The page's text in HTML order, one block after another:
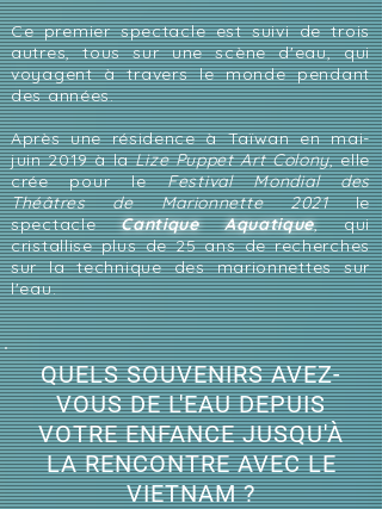
Ce premier spectacle est suivi de trois
autres, tous sur une scène d'eau, qui
voyagent à travers le monde pendant
des années.
Après une résidence à Taïwan en mai-
juin 2019 à laLize Puppet Art Colony, elle
crée pour leFestival Mondial des
Théâtres de Marionnette 2021le
spectacleCantique Aquatique, qui
cristallise plus de 25 ans de recherches
sur la technique des marionnettes sur
l'eau.
QUELS SOUVENIRS AVEZ-
VOUS DE L'EAU DEPUIS
VOTRE ENFANCE JUSQU'À
LA RENCONTRE AVEC LE
VIETNAM ?